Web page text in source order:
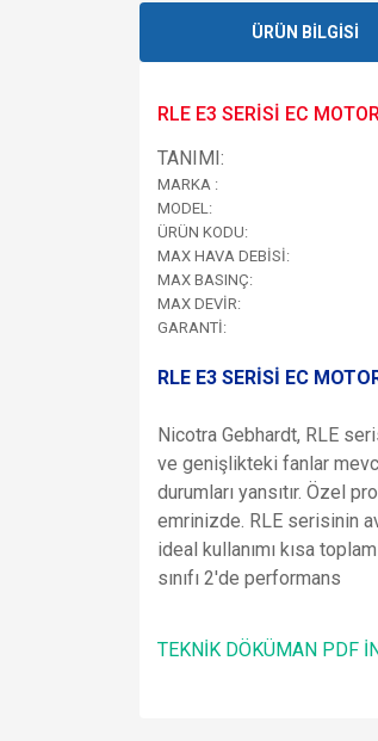
ÜRÜN BİLGİSİ
RLE E3 SERİSİ EC
TANIMI:
MARKA :
MODEL:
ÜRÜN KODU:
MAX HAVA DEBİSİ:
MAX BASINÇ:
MAX DEVİR:
GARANTİ:
RLE E3 SERİSİ EC
Nicotra Gebhardt, RLE
ve genişlikteki fanlar
durumları yansıtır. Özel
emrinizde. RLE serisinin
ideal kullanımı kısa
sınıfı 2'de performans
TEKNİK DÖKÜMAN PDF